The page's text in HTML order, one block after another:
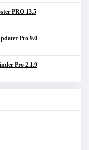
PRO 13.5
Pro 9.0
Pro 2.1.9